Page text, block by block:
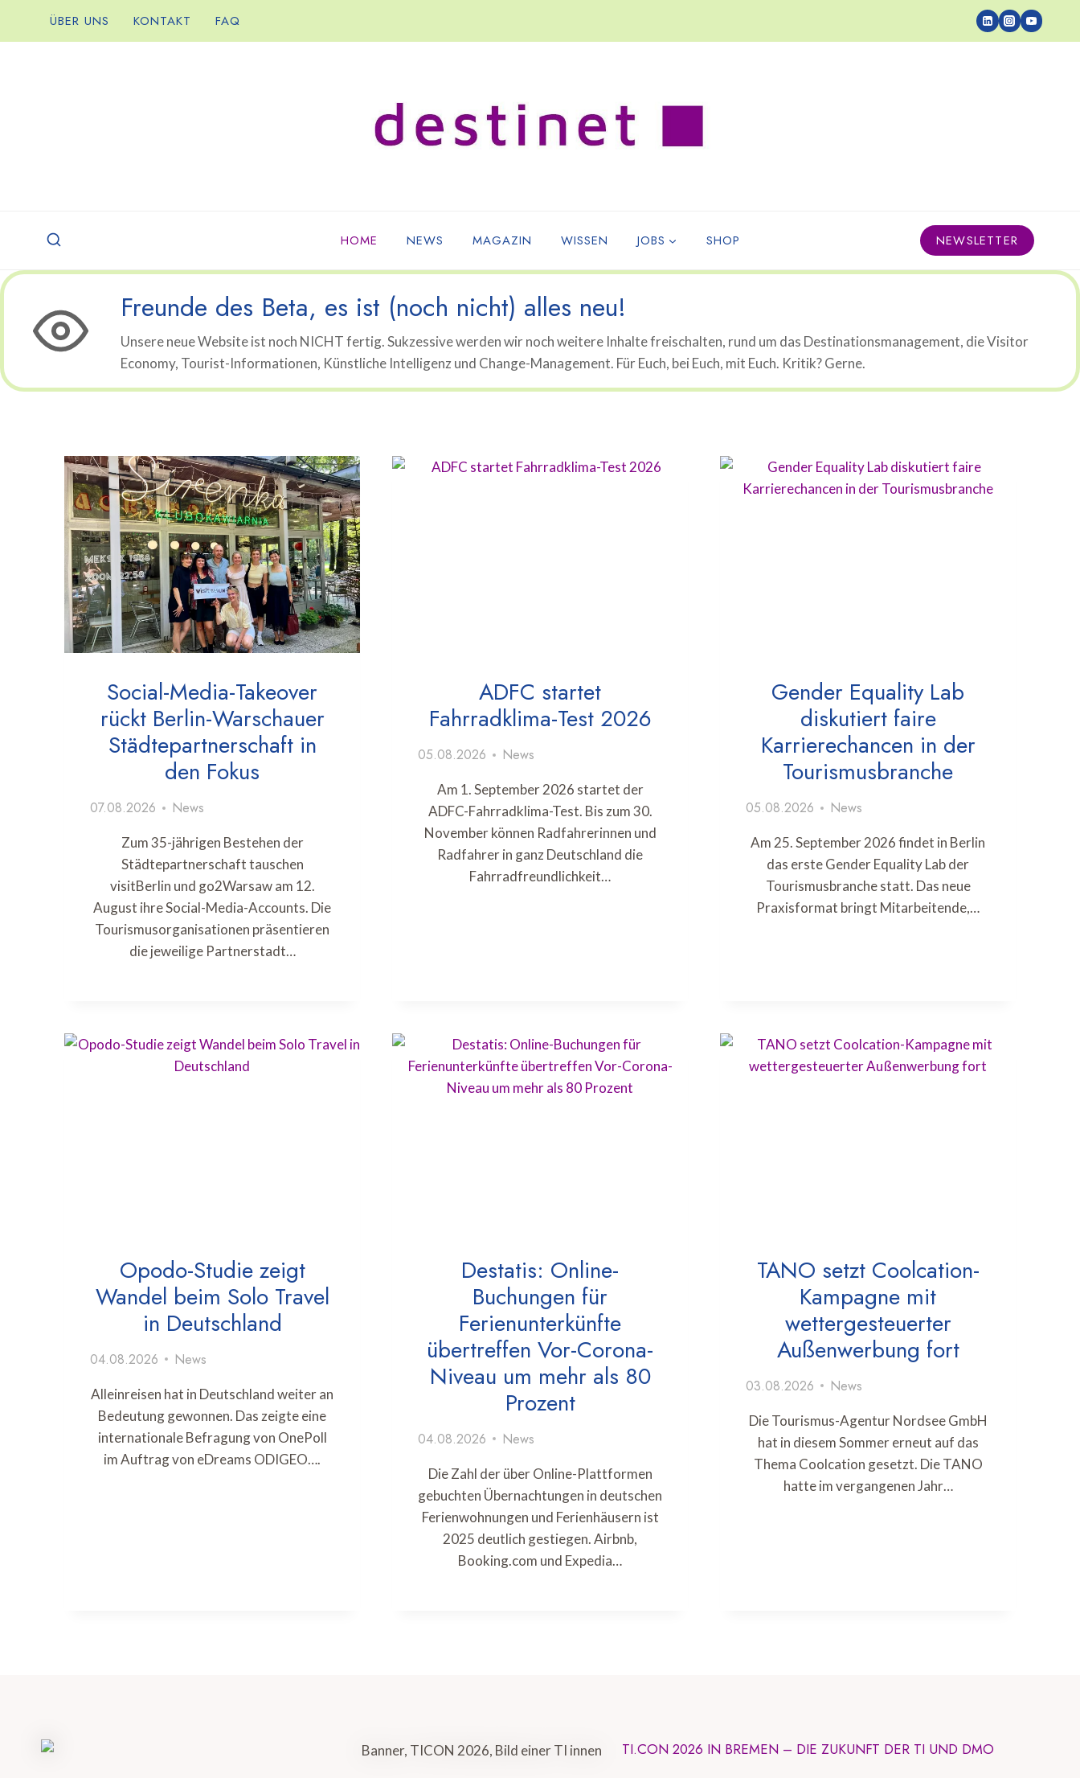
ÜBER UNS KONTAKT FAQ
HOME NEWS MAGAZIN WISSEN JOBS SHOP NEWSLETTER
Freunde des Beta, es ist (noch nicht) alles neu!
Unsere neue Website ist noch NICHT fertig. Sukzessive werden wir noch weitere Inhalte freischalten, rund um das Destinationsmanagement, die Visitor
Economy, Tourist-Informationen, Künstliche Intelligenz und Change-Management. Für Euch, bei Euch, mit Euch. Kritik? Gerne.
Social-Media-Takeover
rückt Berlin-Warschauer
Städtepartnerschaft in
den Fokus
07.08.2026 News
Zum 35-jährigen Bestehen der
Städtepartnerschaft tauschen
visitBerlin und go2Warsaw am 12.
August ihre Social-Media-Accounts. Die
Tourismusorganisationen präsentieren
die jeweilige Partnerstadt…
ADFC startet
Fahrradklima-Test 2026
05.08.2026 News
Am 1. September 2026 startet der
ADFC-Fahrradklima-Test. Bis zum 30.
November können Radfahrerinnen und
Radfahrer in ganz Deutschland die
Fahrradfreundlichkeit…
Gender Equality Lab
diskutiert faire
Karrierechancen in der
Tourismusbranche
05.08.2026 News
Am 25. September 2026 findet in Berlin
das erste Gender Equality Lab der
Tourismusbranche statt. Das neue
Praxisformat bringt Mitarbeitende,…
Opodo-Studie zeigt
Wandel beim Solo Travel
in Deutschland
04.08.2026 News
Alleinreisen hat in Deutschland weiter an
Bedeutung gewonnen. Das zeigte eine
internationale Befragung von OnePoll
im Auftrag von eDreams ODIGEO….
Destatis: Online-
Buchungen für
Ferienunterkünfte
übertreffen Vor-Corona-
Niveau um mehr als 80
Prozent
04.08.2026 News
Die Zahl der über Online-Plattformen
gebuchten Übernachtungen in deutschen
Ferienwohnungen und Ferienhäusern ist
2025 deutlich gestiegen. Airbnb,
Booking.com und Expedia…
TANO setzt Coolcation-
Kampagne mit
wettergesteuerter
Außenwerbung fort
03.08.2026 News
Die Tourismus-Agentur Nordsee GmbH
hat in diesem Sommer erneut auf das
Thema Coolcation gesetzt. Die TANO
hatte im vergangenen Jahr…
TI.CON 2026 IN BREMEN – DIE ZUKUNFT DER TI UND DMO